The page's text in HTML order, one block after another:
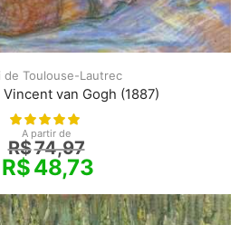
de Toulouse-Lautrec
van Gogh (1887)
A partir de
R$74,97
R$48,73